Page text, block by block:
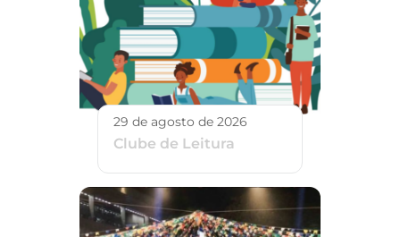
29 de agosto de 2026
Clube de Leitura